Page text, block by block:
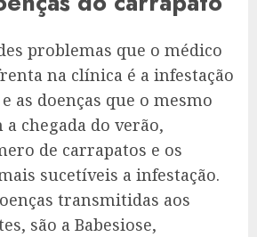
problemas que o médico
na clínica é a infestação
as doenças que o mesmo
chegada do verão,
de carrapatos e os
sucetíveis a infestação.
transmitidas aos
são a Babesiose,